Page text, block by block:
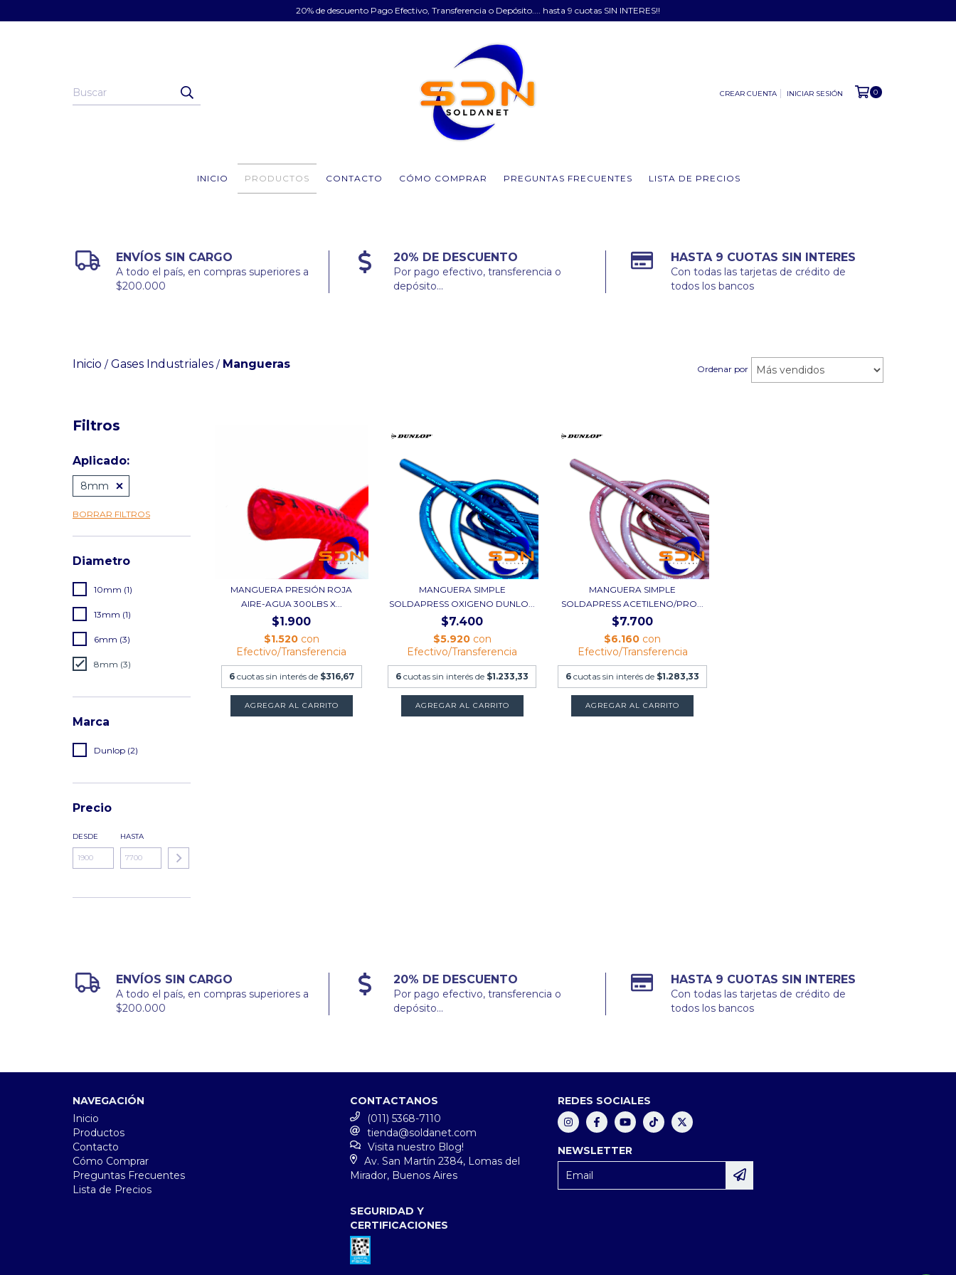
20% de descuento Pago Efectivo, Transferencia o Depósito.... hasta 9 cuotas SIN INTERES!!
CREAR CUENTA INICIAR SESIÓN 0
INICIO PRODUCTOS CONTACTO CÓMO COMPRAR PREGUNTAS FRECUENTES LISTA DE PRECIOS
ENVÍOS SIN CARGO
A todo el país, en compras superiores a
$200.000
20% DE DESCUENTO
Por pago efectivo, transferencia o
depósito...
HASTA 9 CUOTAS SIN INTERES
Con todas las tarjetas de crédito de
todos los bancos
Inicio / Gases Industriales / Mangueras Ordenar por
Filtros
Aplicado:
8mm
BORRAR FILTROS
Diametro
10mm (1)
13mm (1)
6mm (3)
8mm (3)
Marca
Dunlop (2)
Precio
DESDE HASTA
MANGUERA PRESIÓN ROJA
AIRE-AGUA 300LBS X...
$1.900
$1.520 con
Efectivo/Transferencia
6 cuotas sin interés de $316,67
AGREGAR AL CARRITO
MANGUERA SIMPLE
SOLDAPRESS OXIGENO DUNLO...
$7.400
$5.920 con
Efectivo/Transferencia
6 cuotas sin interés de $1.233,33
AGREGAR AL CARRITO
MANGUERA SIMPLE
SOLDAPRESS ACETILENO/PRO...
$7.700
$6.160 con
Efectivo/Transferencia
6 cuotas sin interés de $1.283,33
AGREGAR AL CARRITO
ENVÍOS SIN CARGO
A todo el país, en compras superiores a
$200.000
20% DE DESCUENTO
Por pago efectivo, transferencia o
depósito...
HASTA 9 CUOTAS SIN INTERES
Con todas las tarjetas de crédito de
todos los bancos
NAVEGACIÓN
Inicio
Productos
Contacto
Cómo Comprar
Preguntas Frecuentes
Lista de Precios
CONTACTANOS
(011) 5368-7110
tienda@soldanet.com
Visita nuestro Blog!
Av. San Martín 2384, Lomas del
Mirador, Buenos Aires
REDES SOCIALES
NEWSLETTER
SEGURIDAD Y
CERTIFICACIONES